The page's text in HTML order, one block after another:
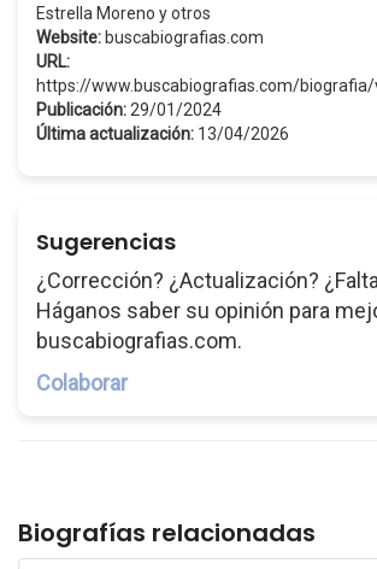
Estrella Moreno y otros
Website: buscabiografias.com
URL:
https://www.buscabiografias.com/
Publicación: 29/01/2024
Última actualización: 13/04/2026
Sugerencias
¿Corrección? ¿Actualización?
Háganos saber su opinión para
buscabiografias.com.
Colaborar
Biografías relacionadas